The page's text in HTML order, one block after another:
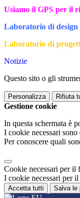
Usiamo il GPS per il
Laboratorio di
Laboratorio di
Notizie
Questo sito o gli
Personalizza Rifiuta
Gestione cookie
In questa schermata è
I cookie necessari
Per conoscere quali
Cookie necessari per il
I cookie necessari per
Accetta tutti Salva le